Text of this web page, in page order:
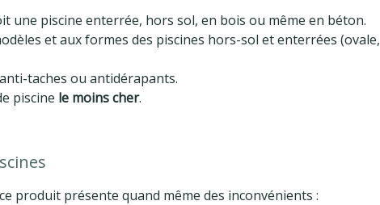
une piscine enterrée, hors sol, en bois ou même en béton.
et aux formes des piscines hors-sol et enterrées (ovale,
taches ou antidérapants.
piscine le moins cher.
produit présente quand même des inconvénients :